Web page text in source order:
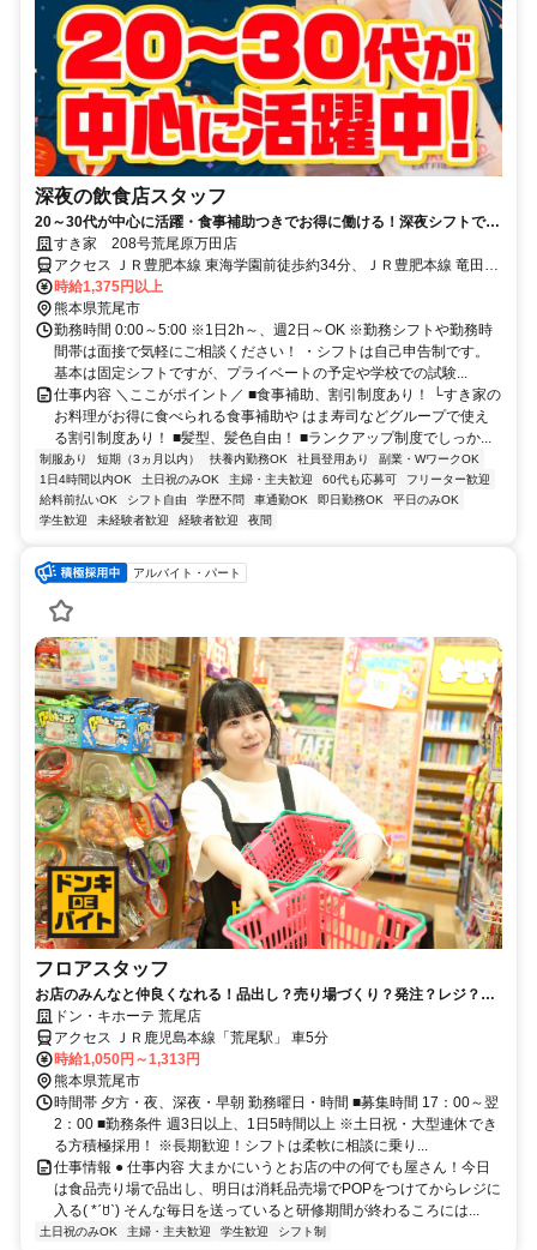
深夜の飲食店スタッフ
20～30代が中心に活躍・食事補助つきでお得に働ける！深夜シフトで稼
ぎませんか◎
すき家 208号荒尾原万田店
アクセス ＪＲ豊肥本線 東海学園前徒歩約34分、ＪＲ豊肥本線 竜田口
徒歩約40分、ＪＲ豊肥本線 水前寺南口徒歩約50分 荒尾駅徒歩15分、
208号線沿い
時給1,375円以上
熊本県荒尾市
勤務時間 0:00～5:00 ※1日2h～、週2日～OK ※勤務シフトや勤務時
間帯は面接で気軽にご相談ください！ ・シフトは自己申告制です。
基本は固定シフトですが、プライベートの予定や学校での試験...
仕事内容 ＼ここがポイント／ ■食事補助、割引制度あり！ └すき家の
お料理がお得に食べられる食事補助や はま寿司などグループで使え
る割引制度あり！ ■髪型、髪色自由！ ■ランクアップ制度でしっか...
制服あり 短期（3ヵ月以内） 扶養内勤務OK 社員登用あり
副業・WワークOK
1日4時間以内OK
土日祝のみOK 主婦・主夫歓迎 60代も応募可
フリーター歓迎
給料前払いOK
シフト自由 学歴不問 車通勤OK 即日勤務OK
平日のみOK
学生歓迎
未経験者歓迎 経験者歓迎 夜間
アルバイト・パート
フロアスタッフ
お店のみんなと仲良くなれる！品出し？売り場づくり？発注？レジ？ど
れでも全部できるんです♪
ドン・キホーテ 荒尾店
アクセス ＪＲ鹿児島本線「荒尾駅」 車5分
時給1,050円～1,313円
熊本県荒尾市
時間帯 夕方・夜、深夜・早朝 勤務曜日・時間 ■募集時間 17：00～翌
2：00 ■勤務条件 週3日以上、1日5時間以上 ※土日祝・大型連休でき
る方積極採用！ ※長期歓迎！シフトは柔軟に相談に乗り...
仕事情報 ● 仕事内容 大まかにいうとお店の中の何でも屋さん！今日
は食品売り場で品出し、明日は消耗品売場でPOPをつけてからレジに
入る( *ˊꇴˋ) そんな毎日を送っていると研修期間が終わるころには...
土日祝のみOK 主婦・主夫歓迎 学生歓迎 シフト制